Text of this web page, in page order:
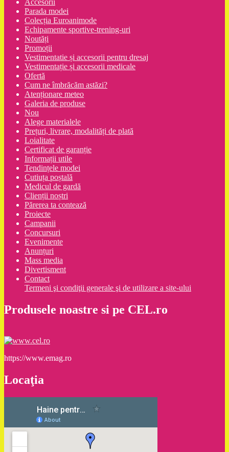
Accesorii
Parada modei
Colecția Euroanimode
Echipamente sportive-trening-uri
Noutăți
Promoții
Vestimentatie și accesorii pentru dresaj
Vestimentație și accesorii medicale
Ofertă
Cum ne îmbrăcăm astăzi?
Atenționare meteo
Galeria de produse
Nou
Alege materialele
Prețuri, livrare, modalități de plată
Loialitate
Certificat de garanție
Informații utile
Tendințele modei
Cutiuța poștală
Medicul de gardă
Clienții noștri
Părerea ta contează
Proiecte
Campanii
Concursuri
Evenimente
Anunțuri
Mass media
Divertisment
Contact
Termeni şi condiţii generale şi de utilizare a site-ului
Produsele noastre si pe CEL.ro
https://www.emag.ro
Locaţia